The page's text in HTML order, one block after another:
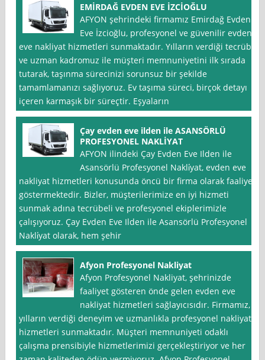
EMİRDAĞ EVDEN EVE İZCİOĞLU
AFYON şehrindeki firmamız Emirdağ Evden
Eve İzcioğlu, profesyonel ve güvenilir evden
eve nakliyat hizmetleri sunmaktadır. Yılların verdiği tecrübe
ve uzman kadromuz ile müşteri memnuniyetini ilk sırada
tutarak, taşınma sürecinizi sorunsuz bir şekilde
tamamlamanızı sağlıyoruz. Ev taşıma süreci, birçok detayı
içeren karmaşık bir süreçtir. Eşyaların
Çay evden eve ilden ile ASANSÖRLÜ
PROFESYONEL NAKLİYAT
AFYON ilindeki Çay Evden Eve Ilden ile
Asansörlü Profesyonel Nakli̇yat, evden eve
nakliyat hizmetleri konusunda öncü bir firma olarak faaliyet
göstermektedir. Bizler, müşterilerimize en iyi hizmeti
sunmak adına tecrübeli ve profesyonel ekiplerimizle
çalışıyoruz. Çay Evden Eve Ilden ile Asansörlü Profesyonel
Nakli̇yat olarak, hem şehir
Afyon Profesyonel Nakliyat
Afyon Profesyonel Nakliyat, şehrinizde
faaliyet gösteren önde gelen evden eve
nakliyat hizmetleri sağlayıcısıdır. Firmamız,
yılların verdiği deneyim ve uzmanlıkla profesyonel nakliyat
hizmetleri sunmaktadır. Müşteri memnuniyeti odaklı
çalışma prensibiyle hizmetlerimizi gerçekleştiriyor ve her